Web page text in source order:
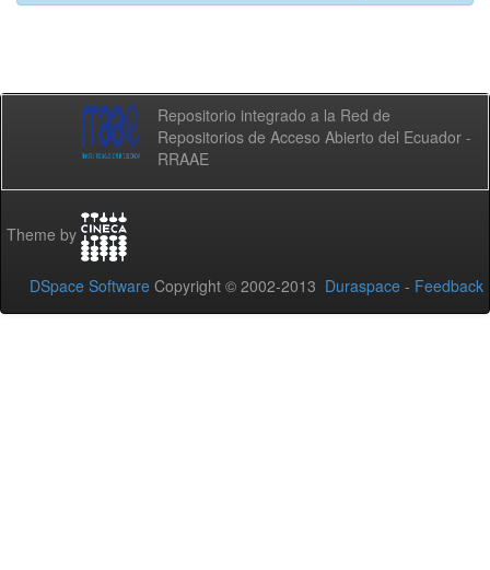
Repositorio integrado a la Red de
Repositorios de Acceso Abierto del Ecuador -
RRAAE
Theme by
DSpace Software Copyright © 2002-2013 Duraspace - Feedback